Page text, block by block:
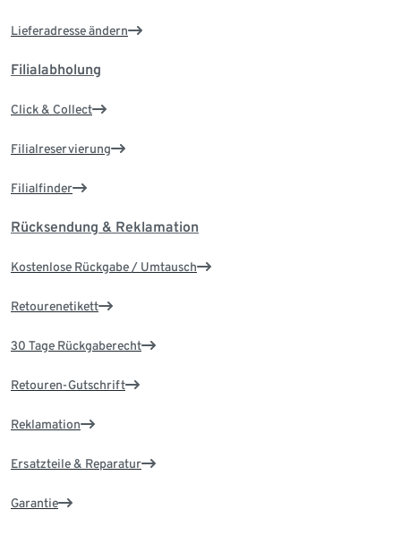
Lieferadresse ändern
Filialabholung
Click & Collect
Filialreservierung
Filialfinder
Rücksendung & Reklamation
Kostenlose Rückgabe / Umtausch
Retourenetikett
30 Tage Rückgaberecht
Retouren-Gutschrift
Reklamation
Ersatzteile & Reparatur
Garantie